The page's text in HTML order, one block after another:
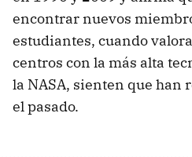
encontrar nuevos
estudiantes, cuando
centros con la más alta
la NASA, sienten que han
el pasado.